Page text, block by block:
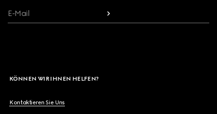
E-Mail
KÖNNEN WIR IHNEN HELFEN?
Kontaktieren Sie Uns